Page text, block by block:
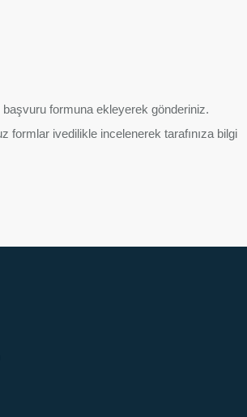
formuna ekleyerek gönderiniz.
formlar ivedilikle incelenerek tarafınıza bilgi